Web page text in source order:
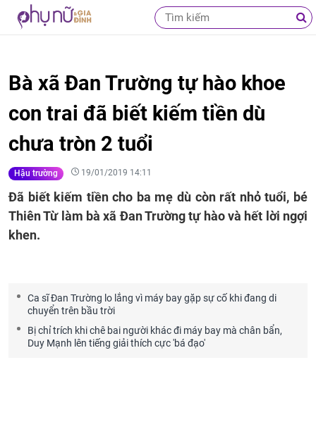
Bà xã Đan Trường tự hào khoe
con trai đã biết kiếm tiền dù
chưa tròn 2 tuổi
Hậu trường 19/01/2019 14:11
Đã biết kiếm tiền cho ba mẹ dù còn rất nhỏ tuổi, bé
Thiên Từ làm bà xã Đan Trường tự hào và hết lời ngợi
khen.
Ca sĩ Đan Trường lo lắng vì máy bay gặp sự cố khi đang di
chuyển trên bầu trời
Bị chỉ trích khi chê bai người khác đi máy bay mà chân bẩn,
Duy Mạnh lên tiếng giải thích cực 'bá đạo'